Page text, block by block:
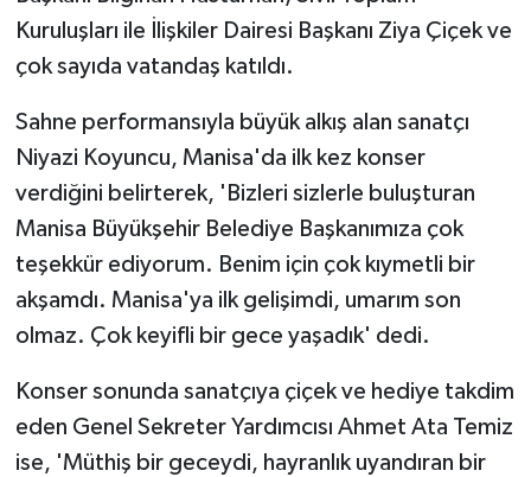
Kuruluşları ile İlişkiler Dairesi Başkanı Ziya Çiçek ve
çok sayıda vatandaş katıldı.
Sahne performansıyla büyük alkış alan sanatçı
Niyazi Koyuncu, Manisa'da ilk kez konser
verdiğini belirterek, 'Bizleri sizlerle buluşturan
Manisa Büyükşehir Belediye Başkanımıza çok
teşekkür ediyorum. Benim için çok kıymetli bir
akşamdı. Manisa'ya ilk gelişimdi, umarım son
olmaz. Çok keyifli bir gece yaşadık' dedi.
Konser sonunda sanatçıya çiçek ve hediye takdim
eden Genel Sekreter Yardımcısı Ahmet Ata Temiz
ise, 'Müthiş bir geceydi, hayranlık uyandıran bir